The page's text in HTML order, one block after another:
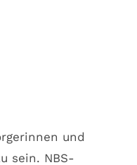
und
sein. NBS-